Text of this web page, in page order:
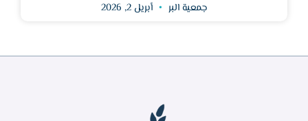
جمعية البر أبريل 2, 2026